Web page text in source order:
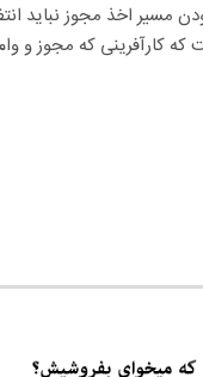
مسیر اخذ مجوز نباید
کارآفرینی که مجوز و